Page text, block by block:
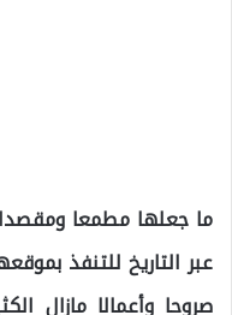
ما جعلها مطمعا ومقصدا
عبر التاريخ للتنفذ
صروحا وأعمالا مازال